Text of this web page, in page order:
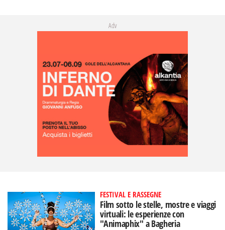
Adv
FESTIVAL E RASSEGNE
Film sotto le stelle, mostre e viaggi
virtuali: le esperienze con
"Animaphix" a Bagheria